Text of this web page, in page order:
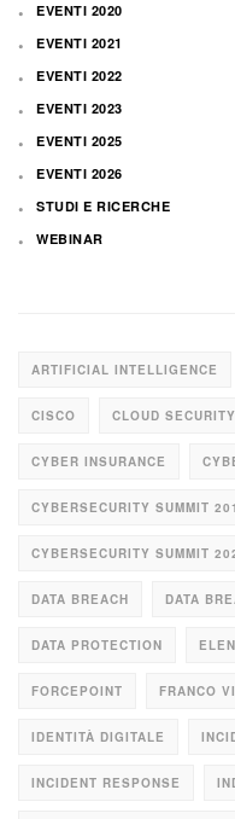
EVENTI 2020
EVENTI 2021
EVENTI 2022
EVENTI 2023
EVENTI 2025
EVENTI 2026
STUDI E RICERCHE
WEBINAR
ARTIFICIAL INTELLIGENCE
CISCO CLOUD SECURITY
CYBER INSURANCE
CYBERSECURITY SUMMIT
CYBERSECURITY SUMMIT
DATA BREACH DATA
DATA PROTECTION
FORCEPOINT FRANCO
IDENTITÀ DIGITALE
INCIDENT RESPONSE